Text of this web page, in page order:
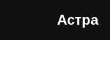
Астра